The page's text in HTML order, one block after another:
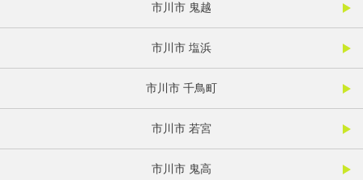
市川市 鬼越
市川市 塩浜
市川市 千鳥町
市川市 若宮
市川市 鬼高